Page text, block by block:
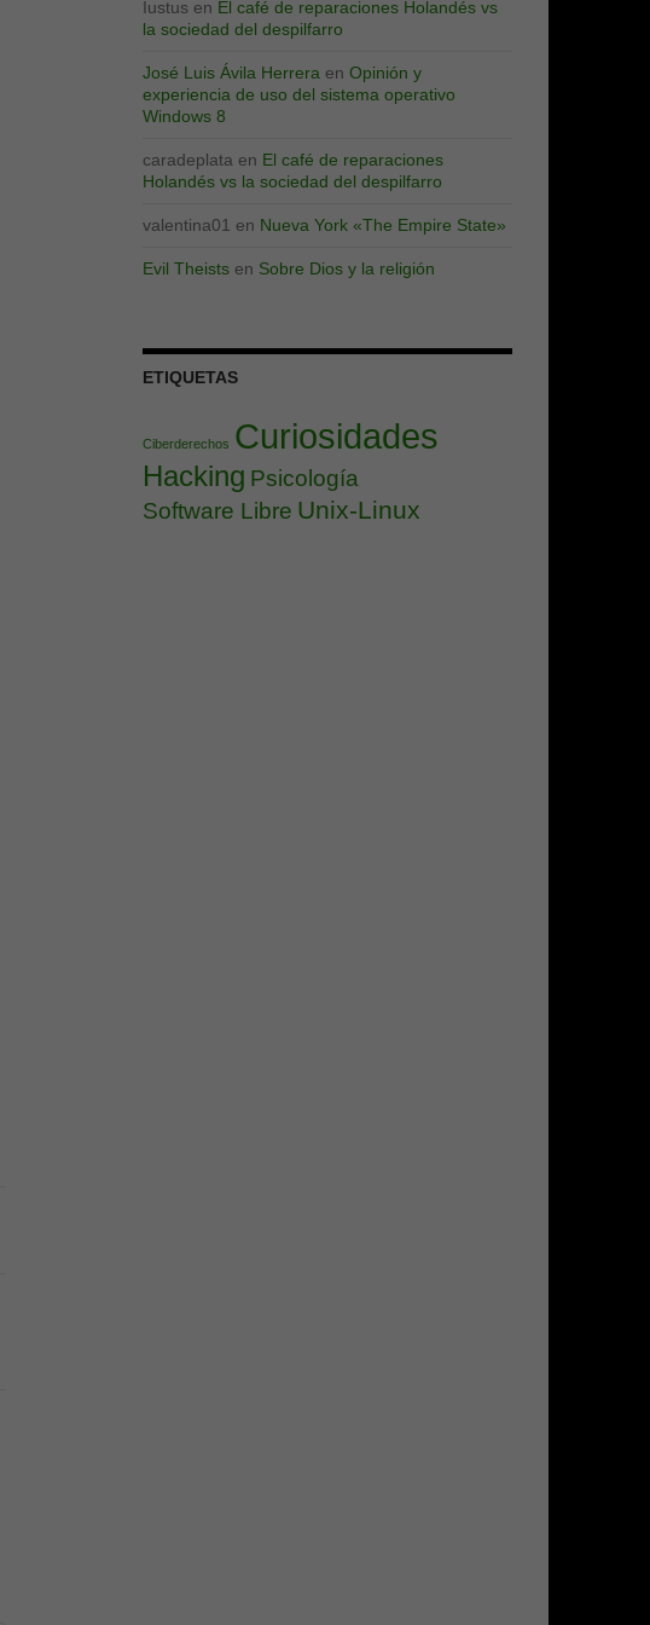
Iustus en El café de reparaciones Holandés vs
la sociedad del despilfarro
José Luis Ávila Herrera en Opinión y
experiencia de uso del sistema operativo
Windows 8
caradeplata en El café de reparaciones
Holandés vs la sociedad del despilfarro
valentina01 en Nueva York «The Empire State»
Evil Theists en Sobre Dios y la religión
ETIQUETAS
Ciberderechos Curiosidades
Hacking Psicología
Software Libre Unix-Linux